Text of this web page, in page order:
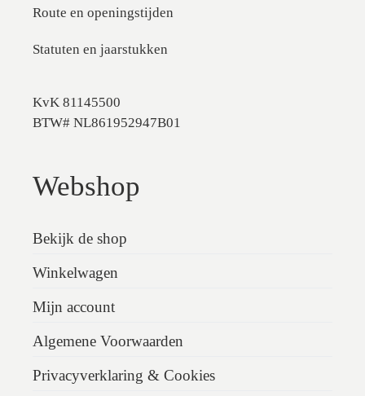
Route en openingstijden
Statuten en jaarstukken
KvK 81145500
BTW# NL861952947B01
Webshop
Bekijk de shop
Winkelwagen
Mijn account
Algemene Voorwaarden
Privacyverklaring & Cookies